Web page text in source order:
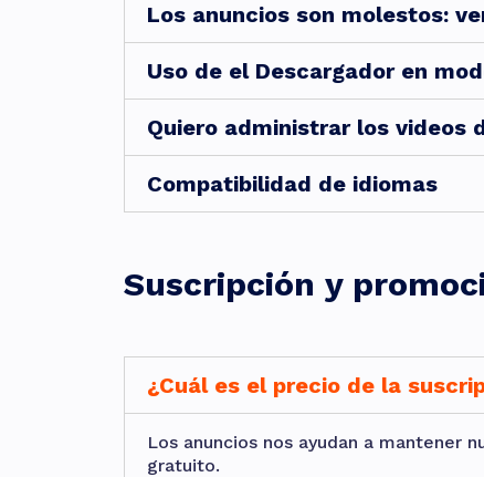
Los anuncios son molestos:
Uso de el Descargador en
Quiero administrar los videos
Compatibilidad de idiomas
Suscripción y
¿Cuál es el precio de la
Los anuncios nos ayudan a mantener
gratuito.